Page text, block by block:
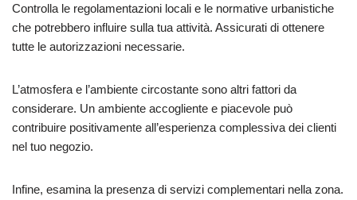
Controlla le regolamentazioni locali e le normative urbanistiche
che potrebbero influire sulla tua attività. Assicurati di ottenere
tutte le autorizzazioni necessarie.
L’atmosfera e l’ambiente circostante sono altri fattori da
considerare. Un ambiente accogliente e piacevole può
contribuire positivamente all’esperienza complessiva dei clienti
nel tuo negozio.
Infine, esamina la presenza di servizi complementari nella zona.